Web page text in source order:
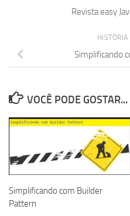
Revista easy
Simplificando
VOCÊ PODE GOSTAR...
Simplificando com Builder
Pattern